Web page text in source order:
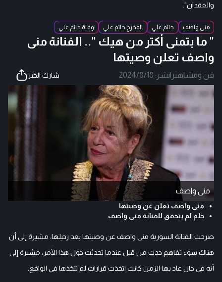
والفقدان".
منى واصف حاتم علي المخرج حاتم علي وفاة حاتم علي
" ما بتمنى أكتر من هيك ".. الفنانة منى
واصف تعلن وصيتها
فن ومشاهير |نشر: 2024/8/18 شارك الخبر
منى واصف
منى واصف تعلن عن وصيتها
حلم لم يتحقق للفنانة منى واصف
صرحت الفنانة السورية منى واصف عن وصيتها بعد رحيلها، مشيرة إلى أن
هناك سوء تفاهم حدث من قبل عندما تحدثت حول هذا الأمر، مشيرة إلى
أنه في حال عاد بها الزمن كانت اتخذت قرارات لم تتخذها في الواقع.